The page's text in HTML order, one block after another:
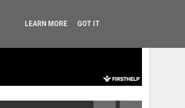
LEARN MORE GOT IT